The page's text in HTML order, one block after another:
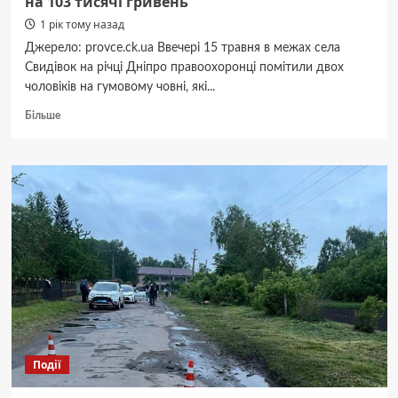
1 рік тому назад
Джерело: provce.ck.ua Ввечері 15 травня в межах села
Свидівок на річці Дніпро правоохоронці помітили двох
чоловіків на гумовому човні, які...
БільшеДокладніше
Свидівку
браконьєри
наловили
риби
на
103
тисячі
гривень
Події